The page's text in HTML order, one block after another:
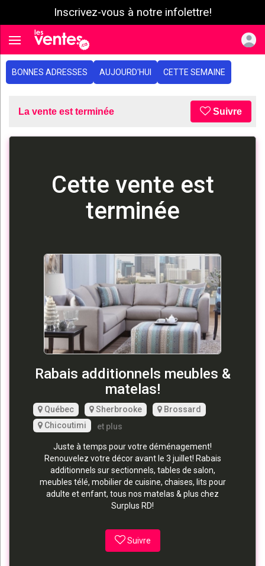
Inscrivez-vous à notre infolettre!
Toggle navigation
BONNES ADRESSES AUJOURD'HUI CETTE SEMAINE
La vente est terminée Suivre
Cette vente est
terminée
Rabais additionnels meubles &
matelas!
Québec Sherbrooke
Brossard
Chicoutimi
et plus
Juste à temps pour votre déménagement!
Renouvelez votre décor avant le 3 juillet! Rabais
additionnels sur sectionnels, tables de salon,
meubles télé, mobilier de cuisine, chaises, lits pour
adulte et enfant, tous nos matelas & plus chez
Surplus RD!
Suivre